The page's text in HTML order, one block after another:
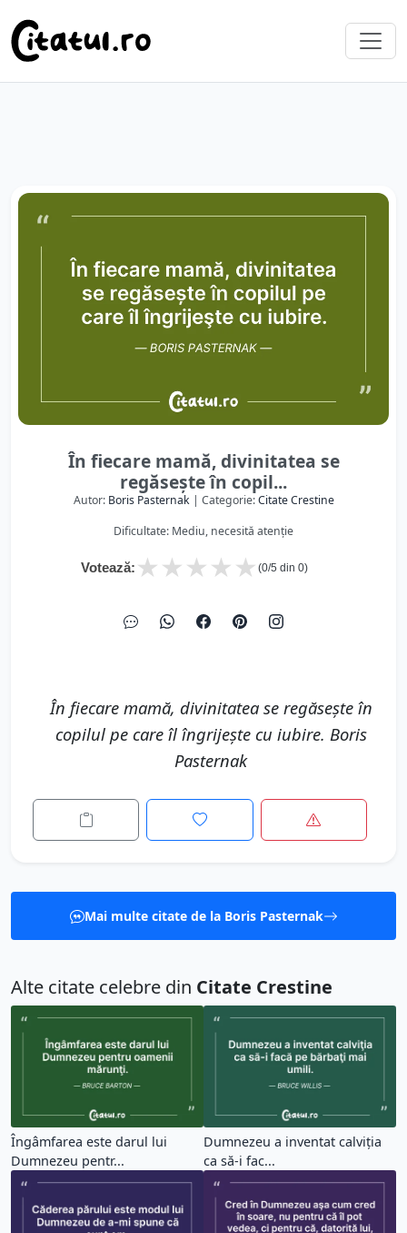
În fiecare mamă, divinitatea se
regăsește în copil...
Autor: Boris Pasternak| Categorie:Citate Crestine
Dificultate: Mediu, necesită atenție
Votează: ★
★
★
★
★ (0/5 din 0)
În fiecare mamă, divinitatea se regăsește în
copilul pe care îl îngrijeşte cu iubire. Boris
Pasternak
Mai multe citate de la Boris Pasternak
Alte citate celebre din Citate Crestine
Îngâmfarea este darul lui
Dumnezeu pentr...
Dumnezeu a inventat calviţia
ca să-i fac...